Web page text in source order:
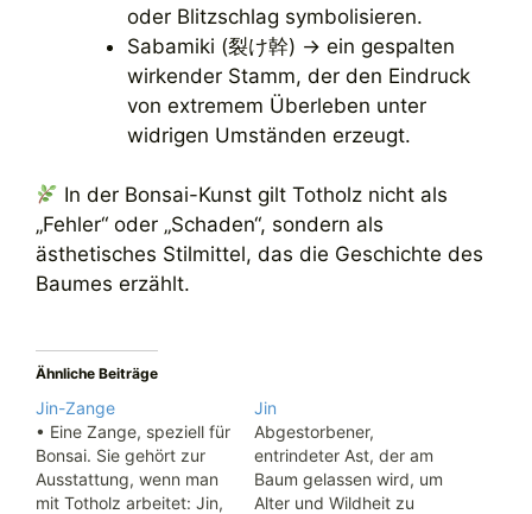
oder Blitzschlag symbolisieren.
Sabamiki (裂け幹) → ein gespalten
wirkender Stamm, der den Eindruck
von extremem Überleben unter
widrigen Umständen erzeugt.
In der Bonsai-Kunst gilt Totholz nicht als
„Fehler“ oder „Schaden“, sondern als
ästhetisches Stilmittel, das die Geschichte des
Baumes erzählt.
Ähnliche Beiträge
Jin-Zange
• Eine Zange, speziell für
Bonsai. Sie gehört zur
Ausstattung, wenn man
mit Totholz arbeitet: Jin,
Jin
Abgestorbener,
entrindeter Ast, der am
Baum gelassen wird, um
Alter und Wildheit zu